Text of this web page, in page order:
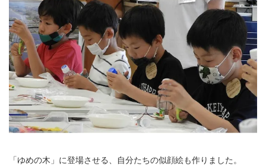
「ゆめの木」に登場させる、自分たちの似顔絵も作りました。